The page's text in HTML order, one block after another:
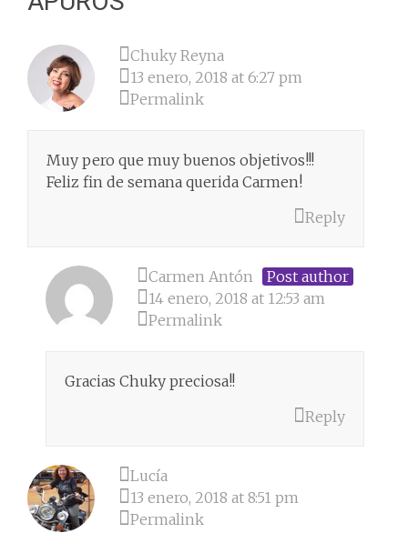
Chuky Reyna
13 enero, 2018 at 6:27 pm
Permalink
Muy pero que muy buenos objetivos!!!
Feliz fin de semana querida Carmen!
Reply
Carmen Antón
Post author
14 enero, 2018 at 12:53 am
Permalink
Gracias Chuky preciosa!!
Reply
Lucía
13 enero, 2018 at 8:51 pm
Permalink